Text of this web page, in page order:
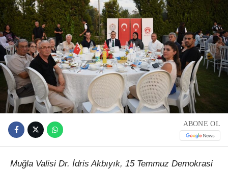
ABONE OL
Muğla Valisi Dr. İdris Akbıyık, 15 Temmuz Demokrasi